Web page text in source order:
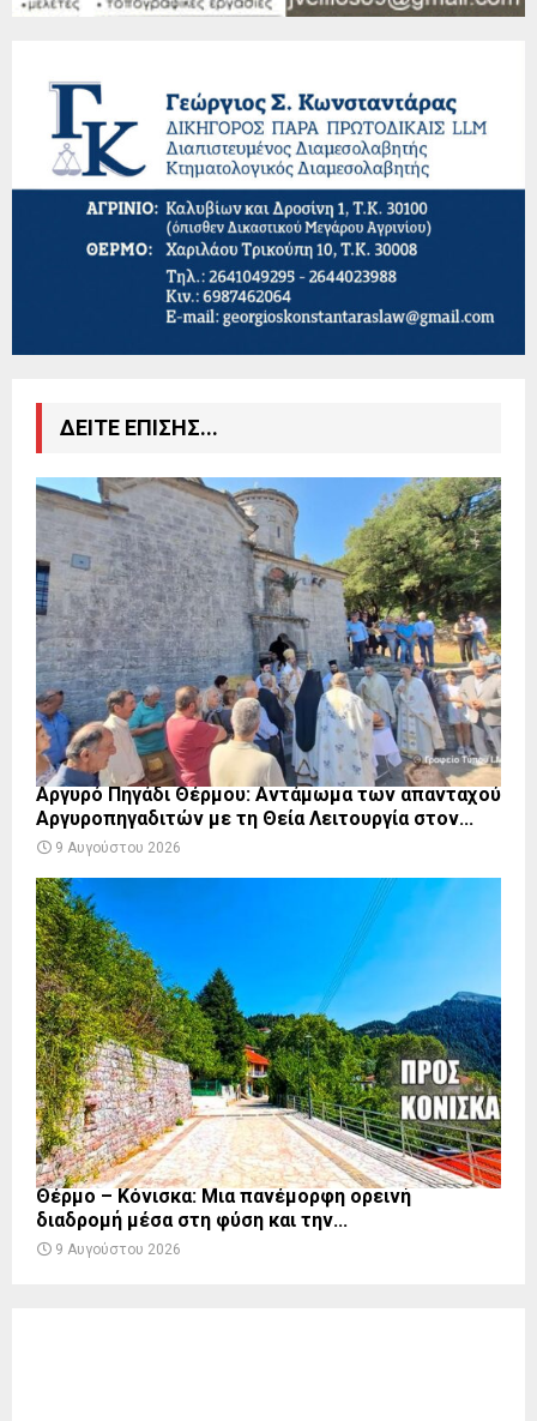
ΔΕΙΤΕ ΕΠΙΣΗΣ...
Αργυρό Πηγάδι Θέρμου: Αντάμωμα των απανταχού
Αργυροπηγαδιτών με τη Θεία Λειτουργία στον...
9 Αυγούστου 2026
Θέρμο – Κόνισκα: Μια πανέμορφη ορεινή
διαδρομή μέσα στη φύση και την...
9 Αυγούστου 2026